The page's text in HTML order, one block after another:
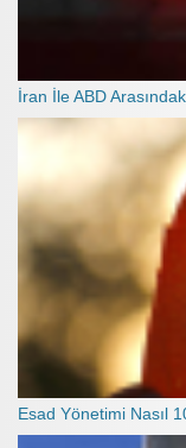
İran İle ABD
Esad Yönetimi Nasıl